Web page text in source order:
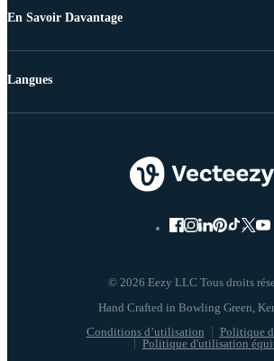
En Savoir Davantage
© 2026 Eezy LLC Tous droits
Conditions d’utilisation
Politique
Politique d'utilisation
Langues